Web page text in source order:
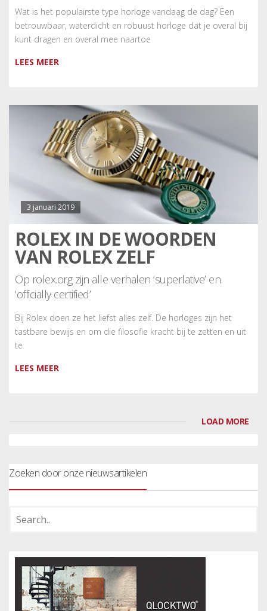
Wat is het populairste type horloge vandaag de dag? Een
betrouwbaar, waterdicht en robuust horloge dat je overal bij
kunt dragen en overal mee naartoe
LEES MEER
3 januari 2019
ROLEX IN DE WOORDEN
VAN ROLEX ZELF
Op rolex.org zijn alle verhalen ‘superlative’ en
‘officially certified’
Bij Rolex doen ze het liefst alles zelf. De horloges zijn het
tastbare bewijs en om die filosofie kracht bij te zetten en uit
te
LEES MEER
LOAD MORE
Zoeken door onze nieuwsartikelen